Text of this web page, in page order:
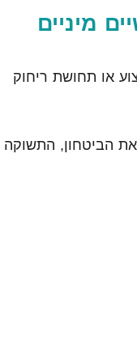
מיניים
או תחושת ריחוק
את הביטחון, התשוקה